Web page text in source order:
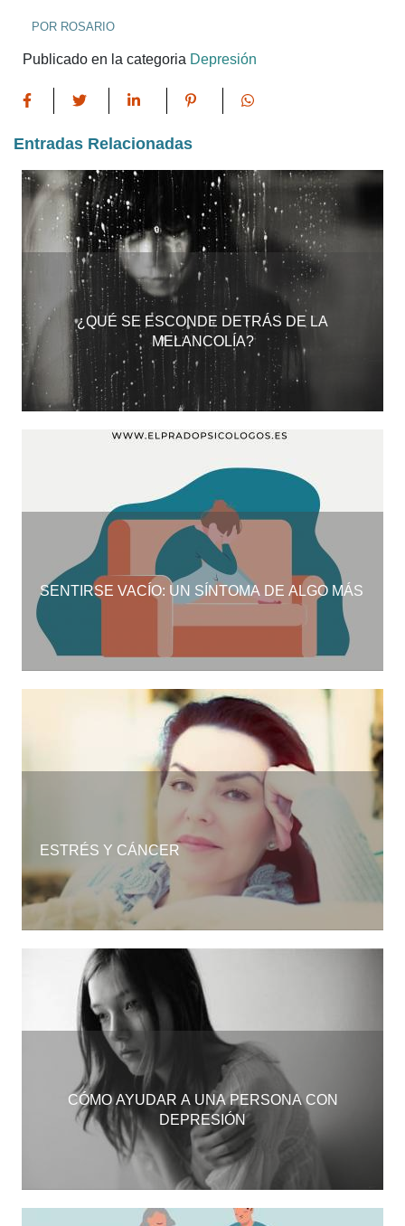
POR ROSARIO
Publicado en la categoria Depresión
Entradas Relacionadas
¿QUÉ SE ESCONDE DETRÁS DE LA
MELANCOLÍA?
SENTIRSE VACÍO: UN SÍNTOMA DE ALGO MÁS
ESTRÉS Y CÁNCER
CÓMO AYUDAR A UNA PERSONA CON
DEPRESIÓN